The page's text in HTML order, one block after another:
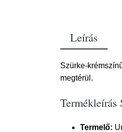
Leírás
Szürke-
megtérül.
Termékleírás
Termelő: